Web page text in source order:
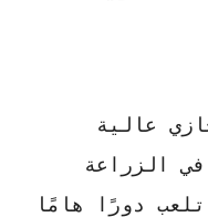
عالية
الزراعة
دورًا هامًا